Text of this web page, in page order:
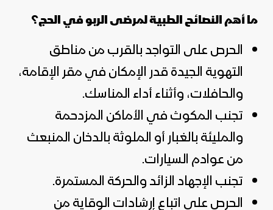
ما أهم النصائح الطبية لمرضى الربو في الحج؟
الحرص على التواجد بالقرب من مناطق
التهوية الجيدة قدر الإمكان في مقر الإقامة،
والحافلات، وأثناء أداء المناسك.
تجنب المكوث في الأماكن المزدحمة
والمليئة بالغبار أو الملوثة بالدخان المنبعث
من عوادم السيارات.
تجنب الإجهاد الزائد والحركة المستمرة.
الحرص على اتباع إرشادات الوقاية من